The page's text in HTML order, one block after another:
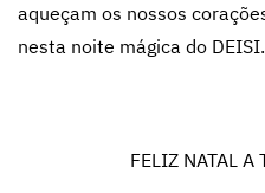
aqueçam os nossos
nesta noite mágica do DEISI.
FELIZ NATAL A